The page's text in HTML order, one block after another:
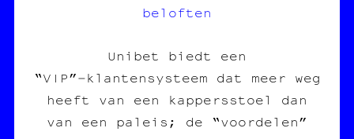
beloften
Unibet biedt een
“VIP”‑klantensysteem dat meer weg
heeft van een kappersstoel dan
van een paleis; de “voordelen”